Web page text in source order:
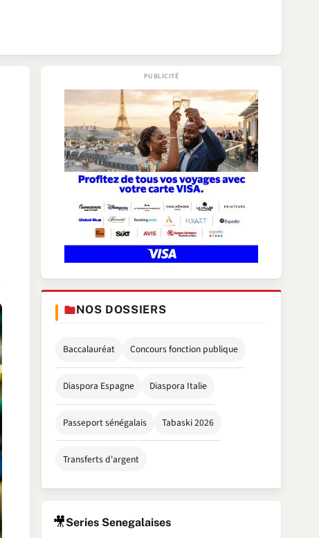
NOS DOSSIERS
Baccalauréat Concours fonction publique
Diaspora Espagne Diaspora Italie
Passeport sénégalais Tabaski 2026
Transferts d'argent
🎥Series Senegalaises